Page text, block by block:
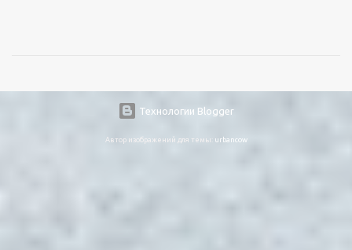
Технологии Blogger
Автор изображений для темы: urbancow